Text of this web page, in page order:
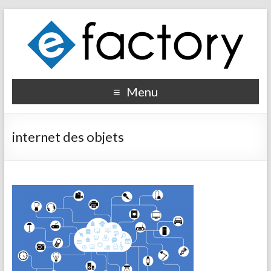
Menu
internet des objets